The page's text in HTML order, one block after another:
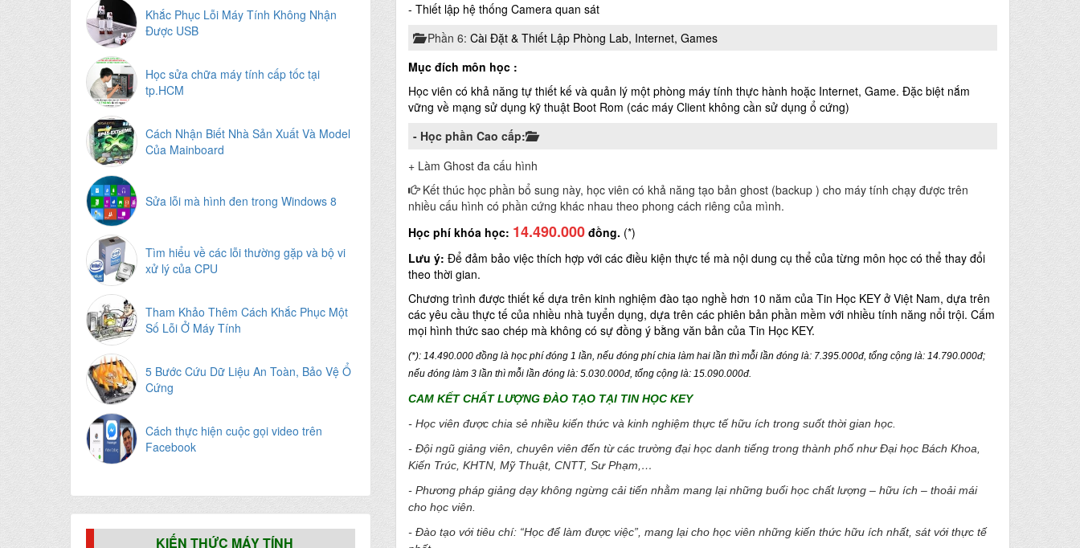
Khắc Phục Lỗi Máy Tính Không Nhận
Được USB
Học sửa chữa máy tính cấp tốc tại
tp.HCM
Cách Nhận Biết Nhà Sản Xuất Và Model
Của Mainboard
Sửa lỗi mà hình đen trong Windows 8
Tìm hiểu về các lỗi thường gặp và bộ vi
xử lý của CPU
Tham Khảo Thêm Cách Khắc Phục Một
Số Lỗi Ở Máy Tính
5 Bước Cứu Dữ Liệu An Toàn, Bảo Vệ Ổ
Cứng
Cách thực hiện cuộc gọi video trên
Facebook
KIẾN THỨC MÁY TÍNH
- Thiết lập hệ thống Camera quan sát
Phần 6: Cài Đặt & Thiết Lập Phòng Lab, Internet, Games
Mục đích môn học :
Học viên có khả năng tự thiết kế và quản lý một phòng máy tính thực hành hoặc Internet, Game. Đặc biệt nắm
vững về mạng sử dụng kỹ thuật Boot Rom (các máy Client không cần sử dụng ổ cứng)
- Học phần Cao cấp:
+ Làm Ghost đa cấu hình
Kết thúc học phần bổ sung này, học viên có khả năng tạo bản ghost (backup ) cho máy tính chạy được trên
nhiều cấu hình có phần cứng khác nhau theo phong cách riêng của mình.
Học phí khóa học: 14.490.000 đồng. (*)
Lưu ý: Để đảm bảo việc thích hợp với các điều kiện thực tế mà nội dung cụ thể của từng môn học có thể thay đổi
theo thời gian.
Chương trình được thiết kế dựa trên kinh nghiệm đào tạo nghề hơn 10 năm của Tin Học KEY ở Việt Nam, dựa trên
các yêu cầu thực tế của nhiều nhà tuyển dụng, dựa trên các phiên bản phần mềm với nhiều tính năng nổi trội. Cấm
mọi hình thức sao chép mà không có sự đồng ý bằng văn bản của Tin Học KEY.
(*): 14.490.000 đồng là học phí đóng 1 lần, nếu đóng phí chia làm hai lần thì mỗi lần đóng là: 7.395.000đ, tổng cộng là: 14.790.000đ;
nếu đóng làm 3 lần thì mỗi lần đóng là: 5.030.000đ, tổng cộng là: 15.090.000đ.
CAM KẾT CHẤT LƯỢNG ĐÀO TẠO TẠI TIN HỌC KEY
- Học viên được chia sẻ nhiều kiến thức và kinh nghiệm thực tế hữu ích trong suốt thời gian học.
- Đội ngũ giảng viên, chuyên viên đến từ các trường đại học danh tiếng trong thành phố như Đại học Bách Khoa,
Kiến Trúc, KHTN, Mỹ Thuật, CNTT, Sư Phạm,…
- Phương pháp giảng dạy không ngừng cải tiến nhằm mang lại những buổi học chất lượng – hữu ích – thoải mái
cho học viên.
- Đào tạo với tiêu chí: “Học để làm được việc”, mang lại cho học viên những kiến thức hữu ích nhất, sát với thực tế